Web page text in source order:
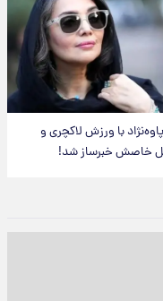
با ورزش لاکچری و
خاصش خبرساز شد!